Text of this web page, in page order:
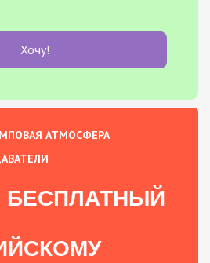
Хочу!
АТМОСФЕРА
БЕСПЛАТНЫЙ